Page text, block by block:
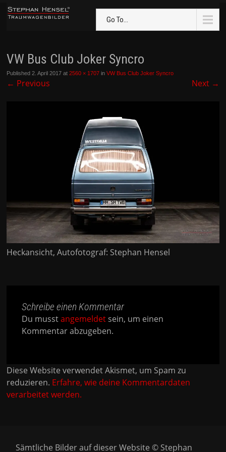
Go To...
VW Bus Club Joker Syncro
Published2. April 2017 at2560 × 1707 inVW Bus Club Joker Syncro
← Previous Next →
Heckansicht, Autofotograf: Stephan Hensel
Schreibe einen Kommentar
Du musstangemeldet sein, um einen
Kommentar abzugeben.
Diese Website verwendet Akismet, um Spam zu
reduzieren. Erfahre, wie deine Kommentardaten
verarbeitet werden.
Sämtliche Bilder auf dieser Website © Stephan